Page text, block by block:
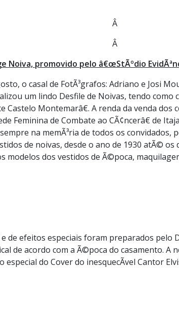
Â
Â
Noiva, promovido pelo â€œStÃºdio
o casal de FotÃ³grafos: Adriano e Josi
um lindo Desfile de Noivas, tendo como
Castelo Montemarâ€. A renda da venda dos
Feminina de Combate ao CÃ¢ncerâ€ de
na memÃ³ria de todos os convidados,
de noivas, desde o ano de 1930 atÃ©
modelos dos vestidos de Ã©poca,
de efeitos especiais foram preparados pelo
de acordo com a Ã©poca do casamento. A
especial do Cover do inesquecÃ­vel Cantor